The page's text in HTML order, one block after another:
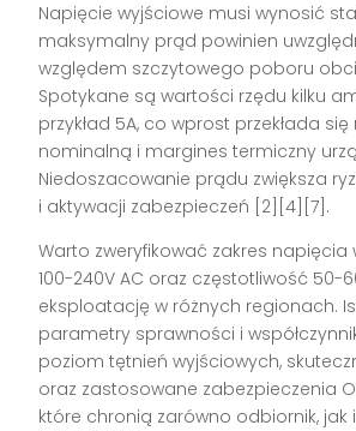
Napięcie wyjściowe musi wynosić
maksymalny prąd powinien
względem szczytowego poboru
Spotykane są wartości rzędu kilku
przykład 5A, co wprost przekłada
nominalną i margines termiczny
Niedoszacowanie prądu zwiększa
i aktywacji zabezpieczeń [2][4][7].
Warto zweryfikować zakres napięcia
100-240V AC oraz częstotliwość 50-
eksploatację w różnych regionach.
parametry sprawności i
poziom tętnień wyjściowych,
oraz zastosowane zabezpieczenia
które chronią zarówno odbiornik, jak